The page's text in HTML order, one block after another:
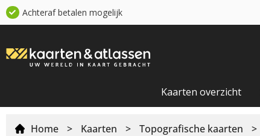
Achteraf betalen mogelijk
Kaarten overzicht
Home > Kaarten > Topografische kaarten >